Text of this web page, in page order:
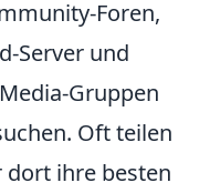
Foren,
Server und
Gruppen
Oft teilen
dort ihre besten